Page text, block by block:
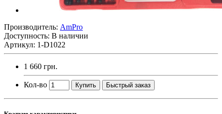
Производитель: AmPro
Доступность: В наличии
Артикул: 1-D1022
1 660 грн.
Кол-во Купить Быстрый заказ